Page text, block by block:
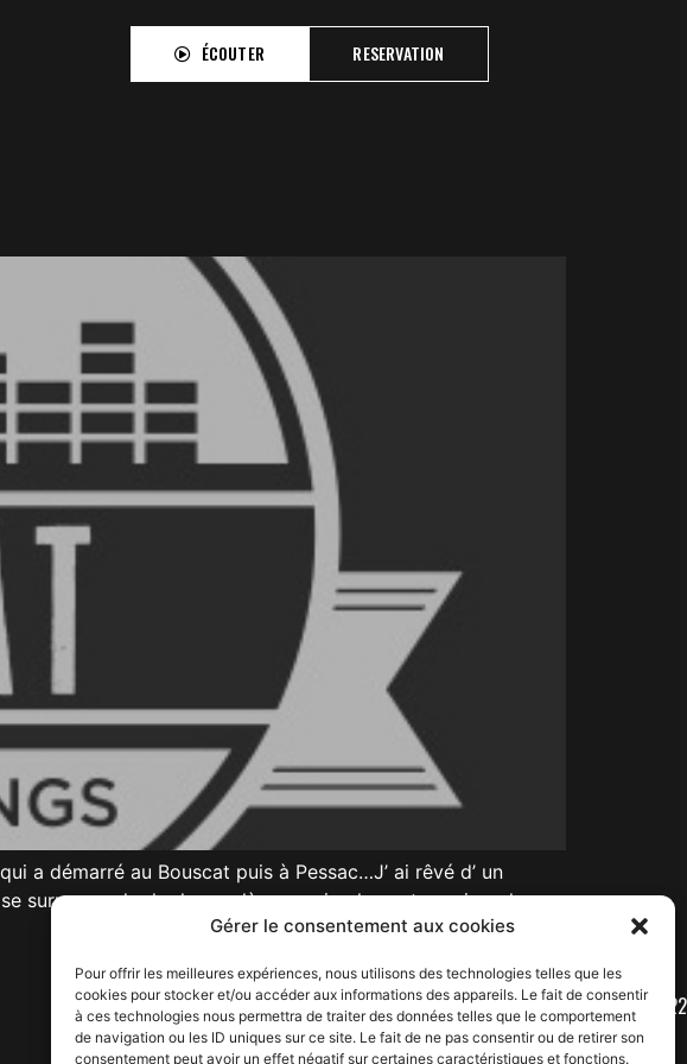
Gérer le consentement aux cookies
Pour offrir les meilleures expériences, nous utilisons des technologies telles que les
cookies pour stocker et/ou accéder aux informations des appareils. Le fait de consentir
à ces technologies nous permettra de traiter des données telles que le comportement
de navigation ou les ID uniques sur ce site. Le fait de ne pas consentir ou de retirer son
consentement peut avoir un effet négatif sur certaines caractéristiques et fonctions.
ÉCOUTER RESERVATION
a démarré au Bouscat puis à Pessac…J’ ai rêvé d’ un
surpasser, hurler leur colère, ou simplement exprimer leur
CONTACT : 06 61 32 64 22